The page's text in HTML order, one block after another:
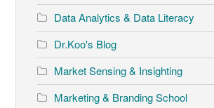
Data Analytics & Data Literacy
Dr.Koo's Blog
Market Sensing & Insighting
Marketing & Branding School